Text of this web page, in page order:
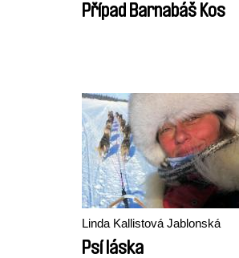
Případ Barnabáš Kos
Linda Kallistová Jablonská
Psí láska